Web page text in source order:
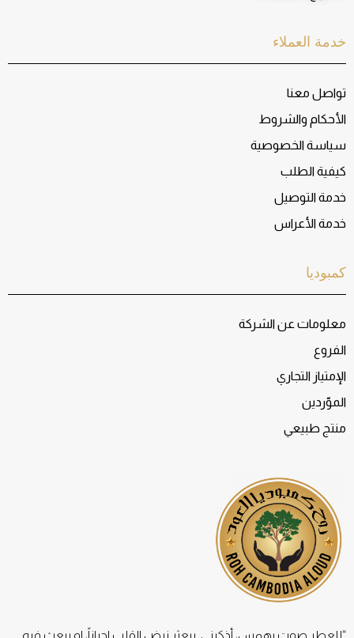
“للعطر صوت يهمس، أذكرني. يبعثر نبض القلب احياناً، او يبعث فيه
كمبوديا
معلومات عن الشركة
الفروع
الإمتياز التجاري
الموّردين
منتج طبيعي
خدمة العملاء
تواصل معنا
الأحكام والشروط
سياسة الخصوصية
كيفية الطلب
خدمة التوصيل
خدمة الأعراس